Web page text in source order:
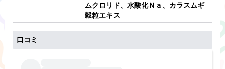
ムクロリド、水酸化Ｎａ、カラスムギ
穀粒エキス​
口コミ